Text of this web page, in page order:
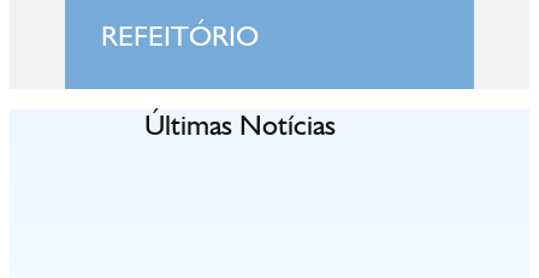
REFEITÓRIO
Últimas Notícias